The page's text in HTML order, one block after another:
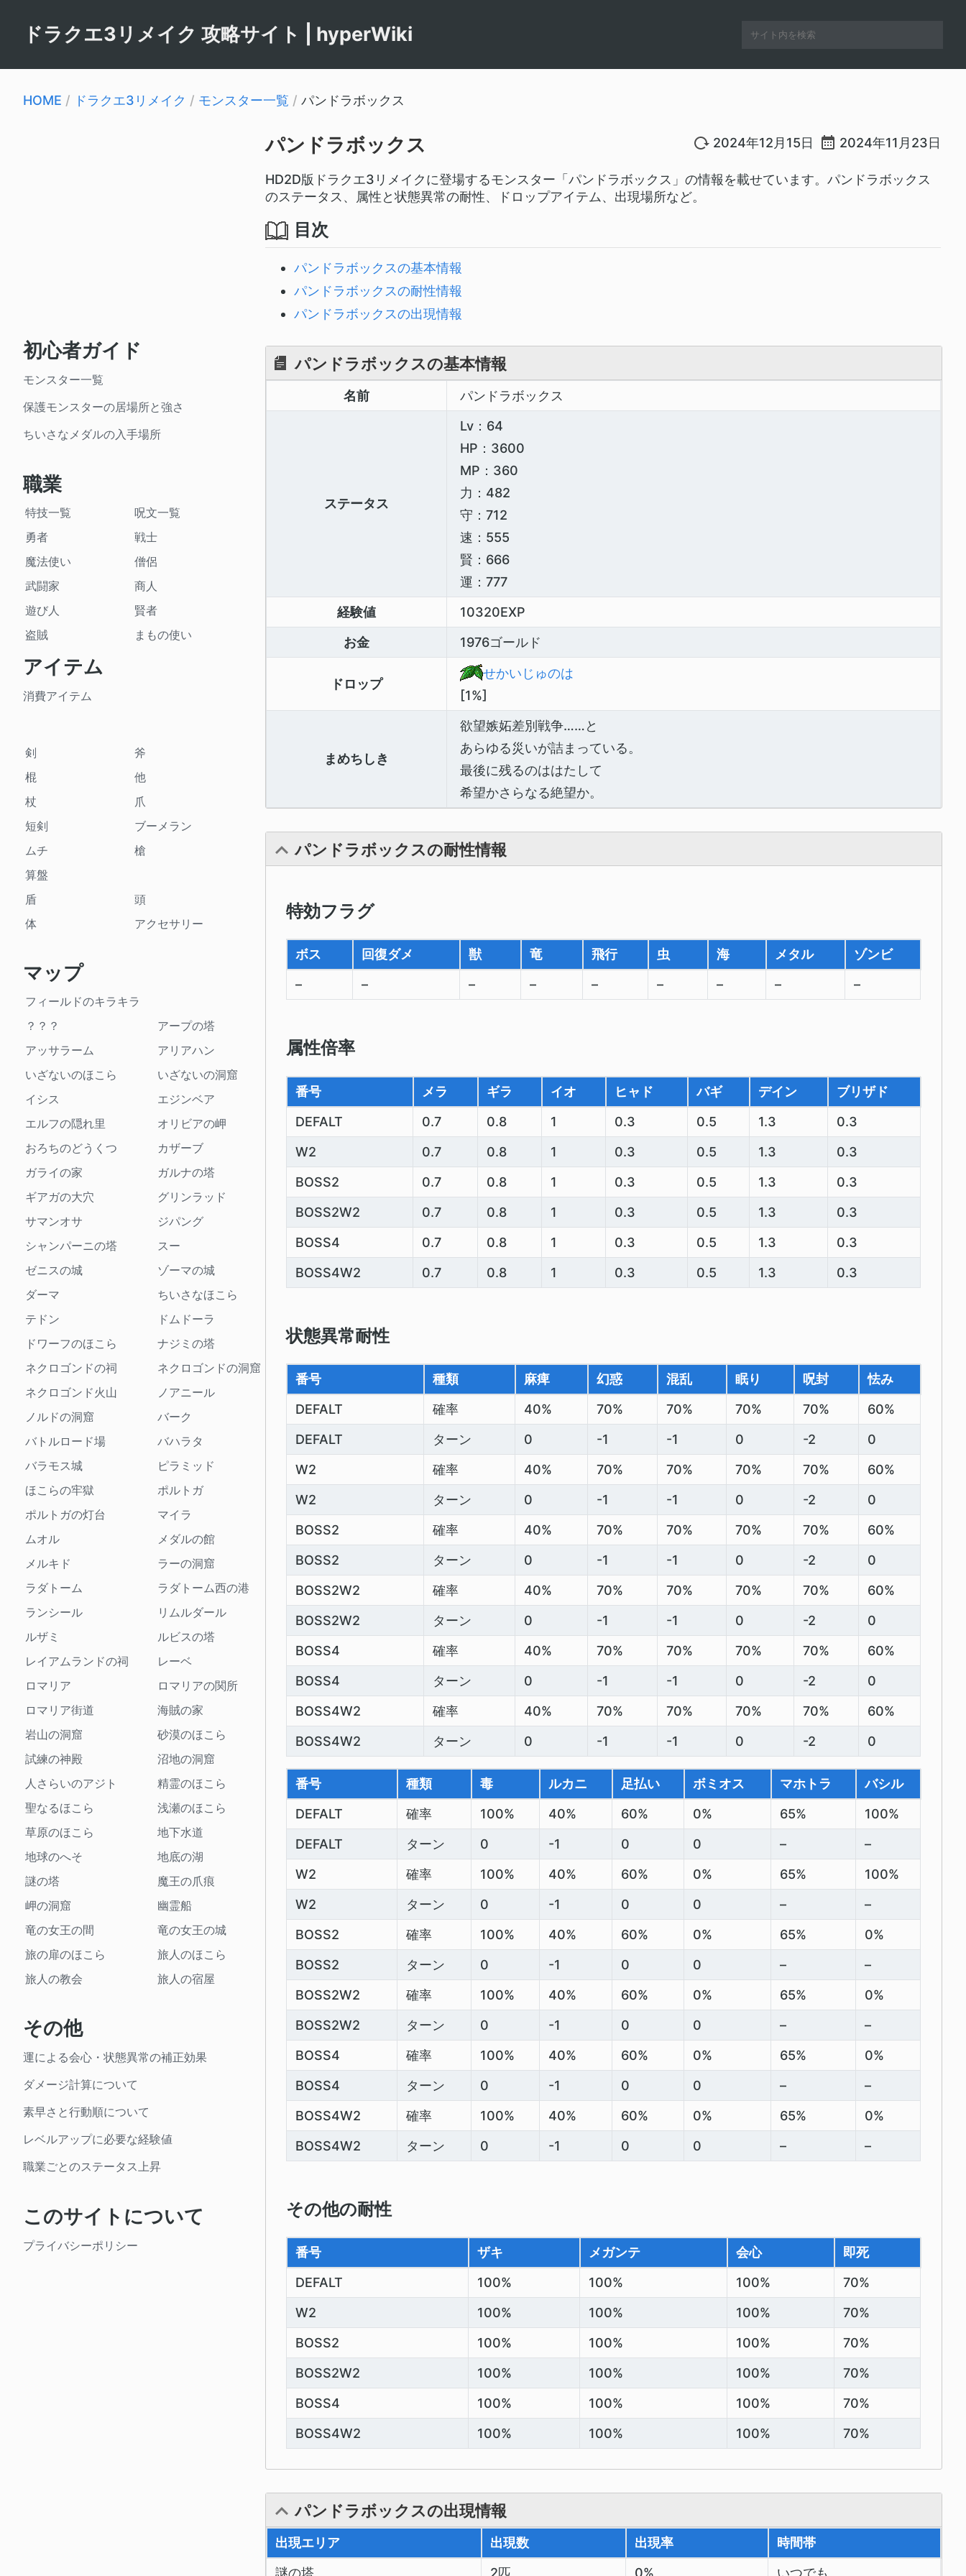
ドラクエ3リメイク 攻略サイト | hyperWiki
HOME / ドラクエ3リメイク / モンスター一覧 / パンドラボックス
初心者ガイド
モンスター一覧
保護モンスターの居場所と強さ
ちいさなメダルの入手場所
職業
特技一覧
呪文一覧
勇者
戦士
魔法使い
僧侶
武闘家
商人
遊び人
賢者
盗賊
まもの使い
アイテム
消費アイテム
剣
斧
棍
他
杖
爪
短剣
ブーメラン
ムチ
槍
算盤
盾
頭
体
アクセサリー
マップ
フィールドのキラキラ
？？？
アープの塔
アッサラーム
アリアハン
いざないのほこら
いざないの洞窟
イシス
エジンベア
エルフの隠れ里
オリビアの岬
おろちのどうくつ
カザーブ
ガライの家
ガルナの塔
ギアガの大穴
グリンラッド
サマンオサ
ジパング
シャンパーニの塔
スー
ゼニスの城
ゾーマの城
ダーマ
ちいさなほこら
テドン
ドムドーラ
ドワーフのほこら
ナジミの塔
ネクロゴンドの祠
ネクロゴンドの洞窟
ネクロゴンド火山
ノアニール
ノルドの洞窟
バーク
バトルロード場
バハラタ
バラモス城
ピラミッド
ほこらの牢獄
ポルトガ
ポルトガの灯台
マイラ
ムオル
メダルの館
メルキド
ラーの洞窟
ラダトーム
ラダトーム西の港
ランシール
リムルダール
ルザミ
ルビスの塔
レイアムランドの祠
レーベ
ロマリア
ロマリアの関所
ロマリア街道
海賊の家
岩山の洞窟
砂漠のほこら
試練の神殿
沼地の洞窟
人さらいのアジト
精霊のほこら
聖なるほこら
浅瀬のほこら
草原のほこら
地下水道
地球のへそ
地底の湖
謎の塔
魔王の爪痕
岬の洞窟
幽霊船
竜の女王の間
竜の女王の城
旅の扉のほこら
旅人のほこら
旅人の教会
旅人の宿屋
その他
運による会心・状態異常の補正効果
ダメージ計算について
素早さと行動順について
レベルアップに必要な経験値
職業ごとのステータス上昇
このサイトについて
プライバシーポリシー
パンドラボックス 2024年12月15日 2024年11月23日
HD2D版ドラクエ3リメイクに登場するモンスター「パンドラボックス」の情報を載せています。パンドラボックス
のステータス、属性と状態異常の耐性、ドロップアイテム、出現場所など。
目次
パンドラボックスの基本情報
パンドラボックスの耐性情報
パンドラボックスの出現情報
パンドラボックスの基本情報
名前 パンドラボックス
ステータス
Lv：64
HP：3600
MP：360
力：482
守：712
速：555
賢：666
運：777
経験値
10320EXP
お金
1976ゴールド
ドロップ
せかいじゅのは
[1%]
まめちしき
欲望嫉妬差別戦争……と
あらゆる災いが詰まっている。
最後に残るのははたして
希望かさらなる絶望か。
パンドラボックスの耐性情報
特効フラグ
ボス 回復ダメ 獣 竜 飛行 虫 海 メタル
ゾンビ
–
– – – – – – – –
属性倍率
番号 メラ ギラ イオ ヒャド バギ デイン
ブリザド
DEFALT
0.7 0.8 1 0.3 0.5 1.3
0.3
W2
0.7 0.8 1 0.3 0.5 1.3
0.3
BOSS2
0.7 0.8 1 0.3 0.5 1.3
0.3
BOSS2W2
0.7 0.8 1 0.3 0.5 1.3
0.3
BOSS4
0.7 0.8 1 0.3 0.5 1.3
0.3
BOSS4W2
0.7 0.8 1 0.3 0.5 1.3 0.3
状態異常耐性
番号 種類 麻痺 幻惑 混乱 眠り 呪封
怯み
DEFALT
確率 40% 70% 70% 70% 70%
60%
DEFALT
ターン 0 -1 -1 0 -2
0
W2
確率 40% 70% 70% 70% 70%
60%
W2
ターン 0 -1 -1 0 -2
0
BOSS2
確率 40% 70% 70% 70% 70%
60%
BOSS2
ターン 0 -1 -1 0 -2
0
BOSS2W2
確率 40% 70% 70% 70% 70%
60%
BOSS2W2
ターン 0 -1 -1 0 -2
0
BOSS4
確率 40% 70% 70% 70% 70%
60%
BOSS4
ターン 0 -1 -1 0 -2
0
BOSS4W2
確率 40% 70% 70% 70% 70%
60%
BOSS4W2
ターン 0 -1 -1 0 -2 0
番号 種類 毒 ルカニ 足払い ボミオス マホトラ
バシル
DEFALT
確率 100% 40% 60% 0% 65%
100%
DEFALT
ターン 0 -1 0 0 –
–
W2
確率 100% 40% 60% 0% 65%
100%
W2
ターン 0 -1 0 0 –
–
BOSS2
確率 100% 40% 60% 0% 65%
0%
BOSS2
ターン 0 -1 0 0 –
–
BOSS2W2
確率 100% 40% 60% 0% 65%
0%
BOSS2W2
ターン 0 -1 0 0 –
–
BOSS4
確率 100% 40% 60% 0% 65%
0%
BOSS4
ターン 0 -1 0 0 –
–
BOSS4W2
確率 100% 40% 60% 0% 65%
0%
BOSS4W2
ターン 0 -1 0 0 – –
その他の耐性
番号 ザキ メガンテ 会心
即死
DEFALT
100% 100% 100%
70%
W2
100% 100% 100%
70%
BOSS2
100% 100% 100%
70%
BOSS2W2
100% 100% 100%
70%
BOSS4
100% 100% 100%
70%
BOSS4W2
100% 100% 100% 70%
パンドラボックスの出現情報
出現エリア 出現数 出現率
時間帯
謎の塔
2匹 0% いつでも